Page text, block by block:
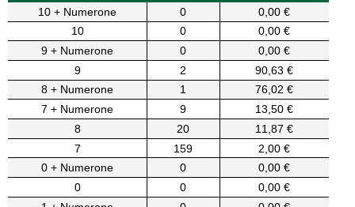
10 + Numerone
0
0,00 €
10
0
0,00 €
9 + Numerone
0
0,00 €
9
2
90,63 €
8 + Numerone
1
76,02 €
7 + Numerone
9
13,50 €
8
20
11,87 €
7
159
2,00 €
0 + Numerone
0
0,00 €
0
0
0,00 €